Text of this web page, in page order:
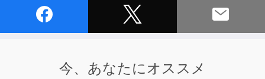
世界の経済情報を観察していると、そう思えることが多々
「なぜ、土地も資源もない日本が経済大国になれたの
今、あなたにオススメ